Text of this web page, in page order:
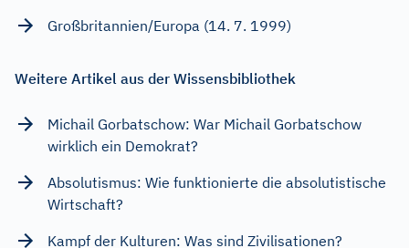
Großbritannien/Europa (14. 7. 1999)
Weitere Artikel aus der Wissensbibliothek
Michail Gorbatschow: War Michail Gorbatschow
wirklich ein Demokrat?
Absolutismus: Wie funktionierte die absolutistische
Wirtschaft?
Kampf der Kulturen: Was sind Zivilisationen?